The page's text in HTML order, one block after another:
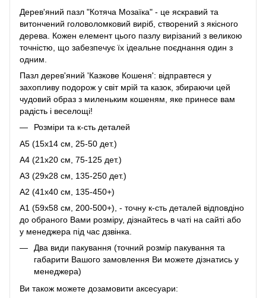
Дерев'яний пазл "Котяча Мозаїка" - це яскравий та
витончений головоломковий виріб, створений з якісного
дерева. Кожен елемент цього пазлу вирізаний з великою
точністю, що забезпечує їх ідеальне поєднання один з
одним.
Пазл дерев'яний 'Казкове Кошеня': відправтеся у
захопливу подорож у світ мрій та казок, збираючи цей
чудовий образ з миленьким кошеням, яке принесе вам
радість і веселощі!
Розміри та к-сть деталей
A5 (15х14 см, 25-50 дет.)
A4 (21x20 см, 75-125 дет.)
A3 (29х28 см, 135-250 дет.)
A2 (41х40 см, 135-450+)
A1 (59х58 см, 200-500+), - точну к-сть деталей відповдіно
до обраного Вами розміру, дізнайтесь в чаті на сайті або
у менеджера під час дзвінка.
Два види пакування (точний розмір пакування та
габарити Вашого замовлення Ви можете дізнатись у
менеджера)
Ви також можете дозамовити аксесуари: